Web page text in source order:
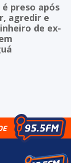
é preso após
agredir e
de ex-